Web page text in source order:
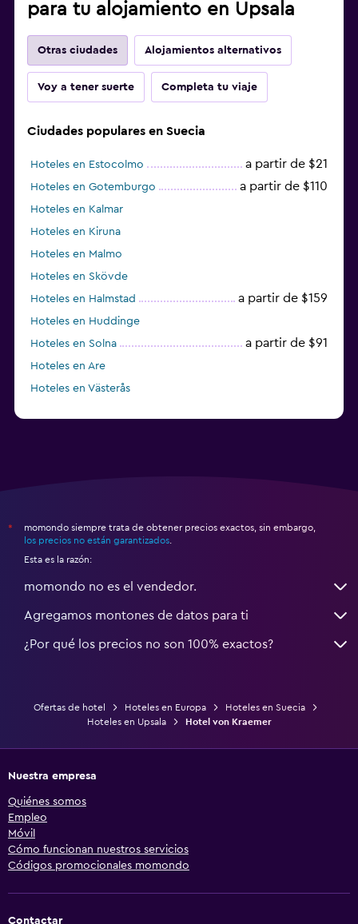
para tu alojamiento en Upsala
Otras ciudades Alojamientos alternativos
Voy a tener suerte Completa tu viaje
Ciudades populares en Suecia
Hoteles en Estocolmo a partir de $21
Hoteles en Gotemburgo a partir de $110
Hoteles en Kalmar
Hoteles en Kiruna
Hoteles en Malmo
Hoteles en Skövde
Hoteles en Halmstad
a partir de $159
Hoteles en Huddinge
Hoteles en Solna
a partir de $91
Hoteles en Are
Hoteles en Västerås
*
momondo siempre trata de obtener precios exactos, sin embargo,
los precios no están garantizados
Esta es la razón:
momondo no es el vendedor.
Agregamos montones de datos para ti
¿Por qué los precios no son 100% exactos?
Ofertas de hotel Hoteles en Europa
Hoteles en Suecia
Hoteles en Upsala
Hotel von Kraemer
Nuestra empresa
Quiénes somos
Empleo
Móvil
Cómo funcionan nuestros servicios
Códigos promocionales momondo
Contactar